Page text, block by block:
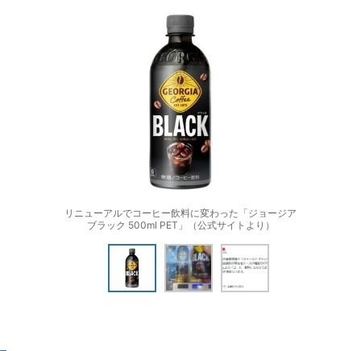
リニューアルでコーヒー飲料に変わった「ジョージア
ブラック 500ml PET」（公式サイトより）